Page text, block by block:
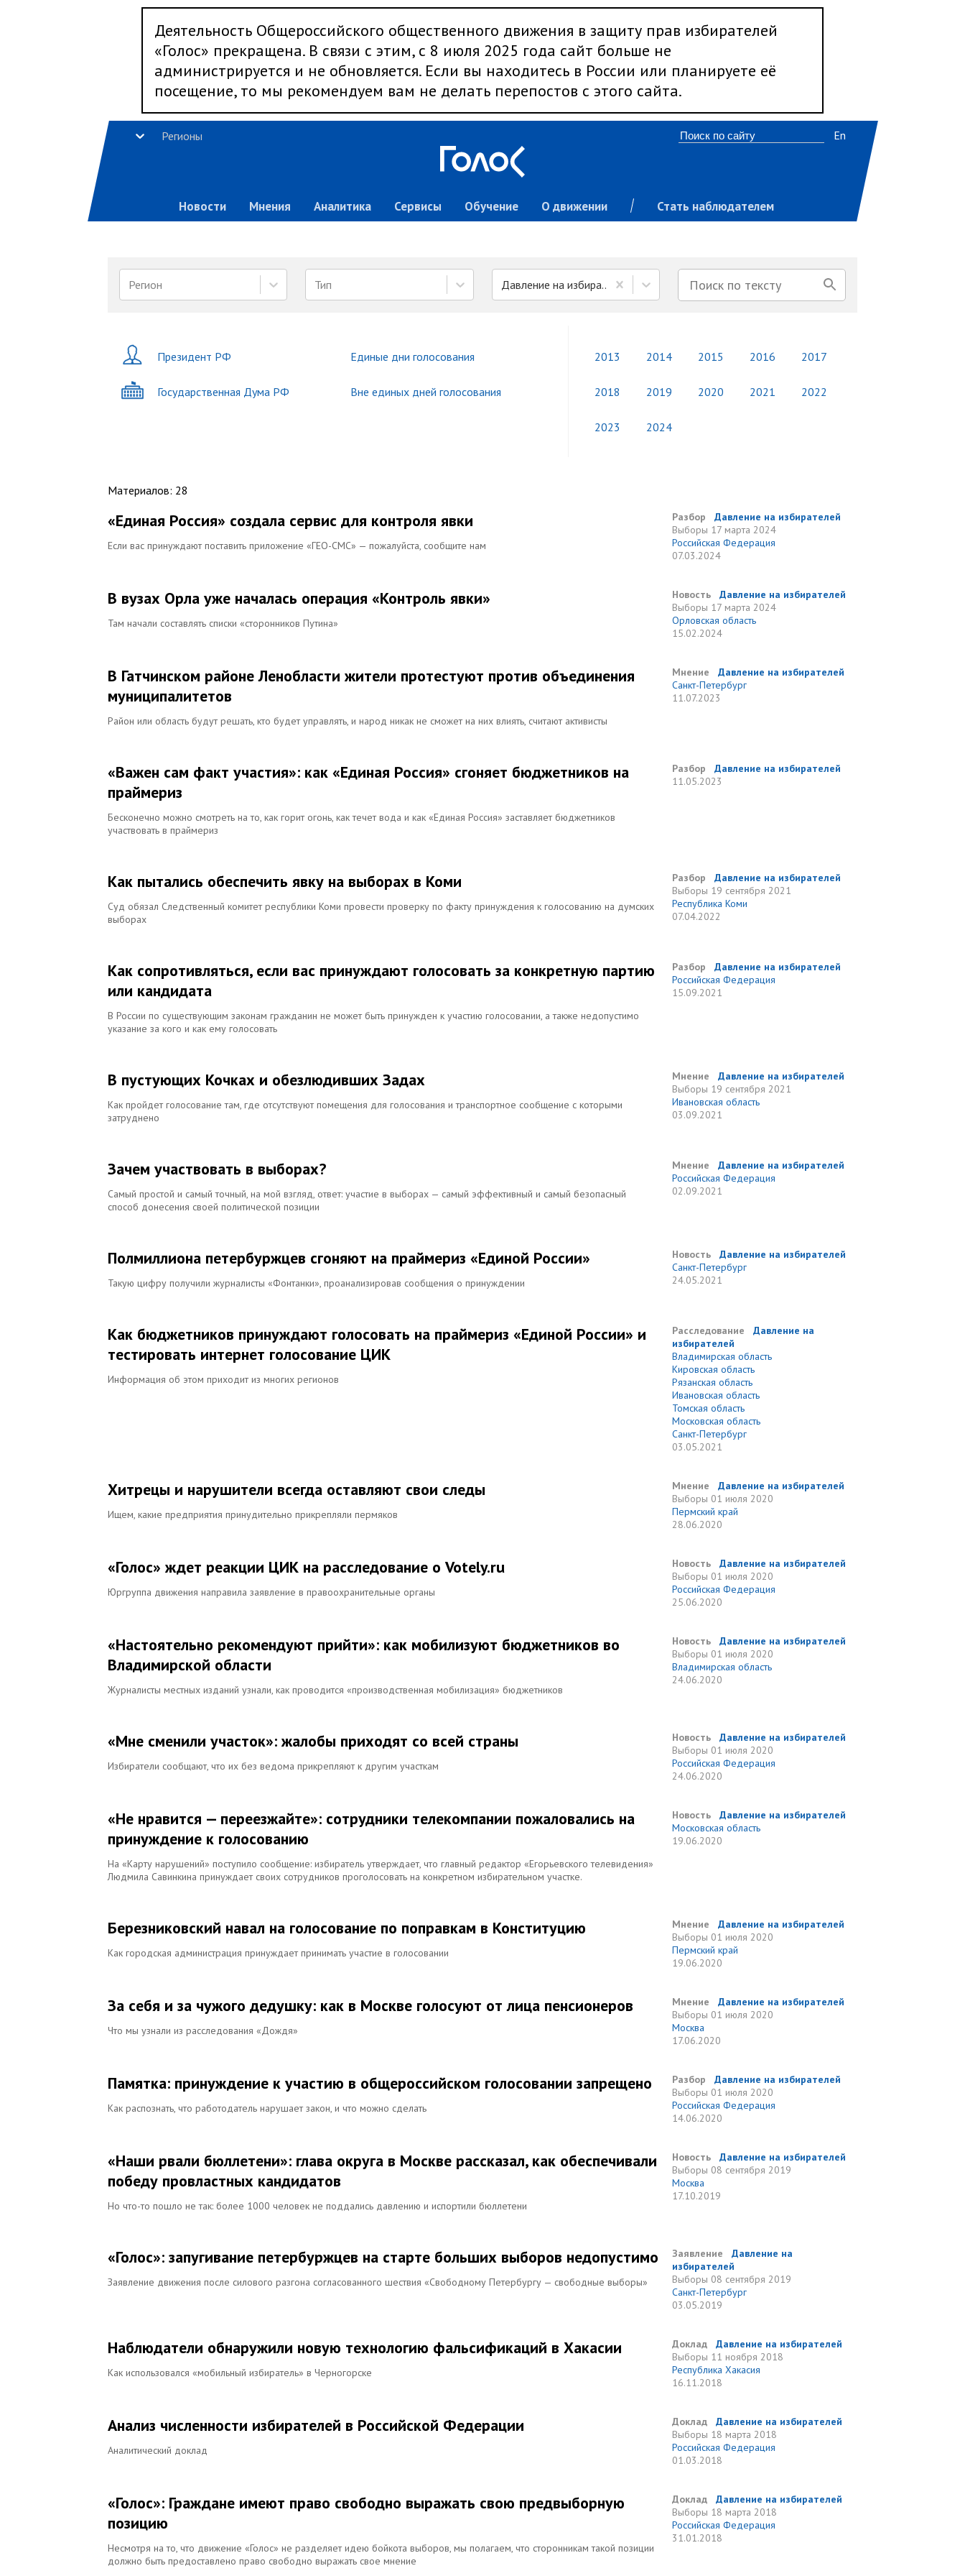
Деятельность Общероссийского общественного движения в защиту прав избирателей
«Голос» прекращена. В связи с этим, с 8 июля 2025 года сайт больше не
администрируется и не обновляется. Если вы находитесь в России или планируете её
посещение, то мы рекомендуем вам не делать перепостов с этого сайта.
Регионы
Новости Мнения Аналитика Сервисы Обучение О движении Стать наблюдателем
En
Регион Тип Давление на избирателей
Президент РФ
Государственная Дума РФ
Единые дни голосования
Вне единых дней голосования
2013 2014 2015 2016 2017
2018 2019 2020 2021 2022
2023 2024
Материалов: 28
«Единая Россия» создала сервис для контроля явки
Если вас принуждают поставить приложение «ГЕО-СМС» — пожалуйста, сообщите нам
Разбор
Давление на избирателей
Выборы 17 марта 2024
Российская Федерация
07.03.2024
В вузах Орла уже началась операция «Контроль явки»
Там начали составлять списки «сторонников Путина»
Новость
Давление на избирателей
Выборы 17 марта 2024
Орловская область
15.02.2024
В Гатчинском районе Ленобласти жители протестуют против объединения
муниципалитетов
Район или область будут решать, кто будет управлять, и народ никак не сможет на них влиять, считают активисты
Мнение
Давление на избирателей
Санкт-Петербург
11.07.2023
«Важен сам факт участия»: как «Единая Россия» сгоняет бюджетников на
праймериз
Бесконечно можно смотреть на то, как горит огонь, как течет вода и как «Единая Россия» заставляет бюджетников
участвовать в праймериз
Разбор
Давление на избирателей
11.05.2023
Как пытались обеспечить явку на выборах в Коми
Суд обязал Следственный комитет республики Коми провести проверку по факту принуждения к голосованию на думских
выборах
Разбор
Давление на избирателей
Выборы 19 сентября 2021
Республика Коми
07.04.2022
Как сопротивляться, если вас принуждают голосовать за конкретную партию
или кандидата
В России по существующим законам гражданин не может быть принужден к участию голосовании, а также недопустимо
указание за кого и как ему голосовать
Разбор
Давление на избирателей
Российская Федерация
15.09.2021
В пустующих Кочках и обезлюдивших Задах
Как пройдет голосование там, где отсутствуют помещения для голосования и транспортное сообщение с которыми
затруднено
Мнение
Давление на избирателей
Выборы 19 сентября 2021
Ивановская область
03.09.2021
Зачем участвовать в выборах?
Самый простой и самый точный, на мой взгляд, ответ: участие в выборах — самый эффективный и самый безопасный
способ донесения своей политической позиции
Мнение
Давление на избирателей
Российская Федерация
02.09.2021
Полмиллиона петербуржцев сгоняют на праймериз «Единой России»
Такую цифру получили журналисты «Фонтанки», проанализировав сообщения о принуждении
Новость
Давление на избирателей
Санкт-Петербург
24.05.2021
Как бюджетников принуждают голосовать на праймериз «Единой России» и
тестировать интернет голосование ЦИК
Информация об этом приходит из многих регионов
Расследование
Давление на
избирателей
Владимирская область
Кировская область
Рязанская область
Ивановская область
Томская область
Московская область
Санкт-Петербург
03.05.2021
Хитрецы и нарушители всегда оставляют свои следы
Ищем, какие предприятия принудительно прикрепляли пермяков
Мнение
Давление на избирателей
Выборы 01 июля 2020
Пермский край
28.06.2020
«Голос» ждет реакции ЦИК на расследование о Votely.ru
Юргруппа движения направила заявление в правоохранительные органы
Новость
Давление на избирателей
Выборы 01 июля 2020
Российская Федерация
25.06.2020
«Настоятельно рекомендуют прийти»: как мобилизуют бюджетников во
Владимирской области
Журналисты местных изданий узнали, как проводится «производственная мобилизация» бюджетников
Новость
Давление на избирателей
Выборы 01 июля 2020
Владимирская область
24.06.2020
«Мне сменили участок»: жалобы приходят со всей страны
Избиратели сообщают, что их без ведома прикрепляют к другим участкам
Новость
Давление на избирателей
Выборы 01 июля 2020
Российская Федерация
24.06.2020
«Не нравится — переезжайте»: сотрудники телекомпании пожаловались на
принуждение к голосованию
На «Карту нарушений» поступило сообщение: избиратель утверждает, что главный редактор «Егорьевского телевидения»
Людмила Савинкина принуждает своих сотрудников проголосовать на конкретном избирательном участке.
Новость
Давление на избирателей
Московская область
19.06.2020
Березниковский навал на голосование по поправкам в Конституцию
Как городская администрация принуждает принимать участие в голосовании
Мнение
Давление на избирателей
Выборы 01 июля 2020
Пермский край
19.06.2020
За себя и за чужого дедушку: как в Москве голосуют от лица пенсионеров
Что мы узнали из расследования «Дождя»
Мнение
Давление на избирателей
Выборы 01 июля 2020
Москва
17.06.2020
Памятка: принуждение к участию в общероссийском голосовании запрещено
Как распознать, что работодатель нарушает закон, и что можно сделать
Разбор
Давление на избирателей
Выборы 01 июля 2020
Российская Федерация
14.06.2020
«Наши рвали бюллетени»: глава округа в Москве рассказал, как обеспечивали
победу провластных кандидатов
Но что-то пошло не так: более 1000 человек не поддались давлению и испортили бюллетени
Новость
Давление на избирателей
Выборы 08 сентября 2019
Москва
17.10.2019
«Голос»: запугивание петербуржцев на старте больших выборов недопустимо
Заявление движения после силового разгона согласованного шествия «Свободному Петербургу — свободные выборы»
Заявление
Давление на
избирателей
Выборы 08 сентября 2019
Санкт-Петербург
03.05.2019
Наблюдатели обнаружили новую технологию фальсификаций в Хакасии
Как использовался «мобильный избиратель» в Черногорске
Доклад
Давление на избирателей
Выборы 11 ноября 2018
Республика Хакасия
16.11.2018
Анализ численности избирателей в Российской Федерации
Аналитический доклад
Доклад
Давление на избирателей
Выборы 18 марта 2018
Российская Федерация
01.03.2018
«Голос»: Граждане имеют право свободно выражать свою предвыборную
позицию
Несмотря на то, что движение «Голос» не разделяет идею бойкота выборов, мы полагаем, что сторонникам такой позиции
должно быть предоставлено право свободно выражать свое мнение
Доклад
Давление на избирателей
Выборы 18 марта 2018
Российская Федерация
31.01.2018